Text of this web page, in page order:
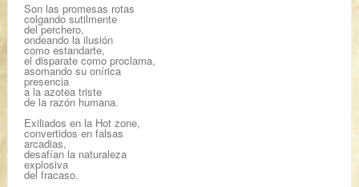
Son las promesas rotas
colgando sutilmente
del perchero,
ondeando la ilusión
como estandarte,
el disparate como proclama,
asomando su onírica
presencia
a la azotea triste
de la razón humana.
Exiliados en la Hot zone,
convertidos en falsas
arcadias,
desafían la naturaleza
explosiva
del fracaso.